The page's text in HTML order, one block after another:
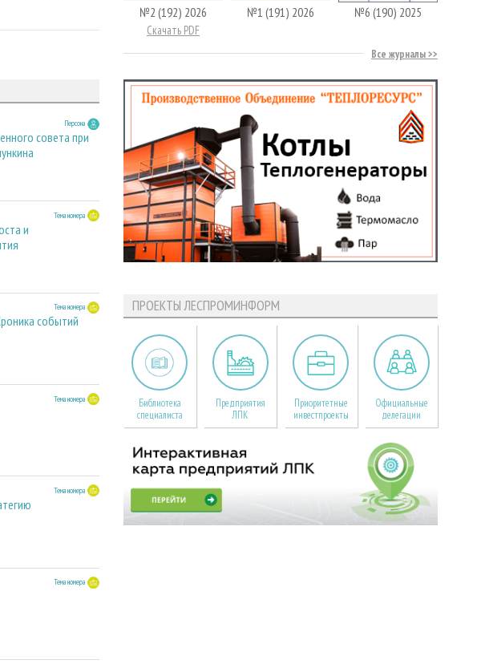
Персона
совета при
Тема номера
и
Тема номера
событий
Тема номера
Тема номера
Тема номера
№2 (192) 2026
Скачать PDF
№1 (191) 2026 №6 (190) 2025
Все журналы
ПРОЕКТЫ ЛЕСПРОМИНФОРМ
Библиотека
специалиста
Предприятия
ЛПК
Приоритетные
инвестпроекты
Официальные
делегации